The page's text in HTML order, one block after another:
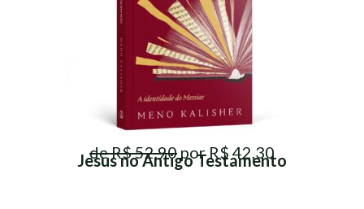
de R$ 52,90 por R$ 42,30
Jesus no Antigo Testamento